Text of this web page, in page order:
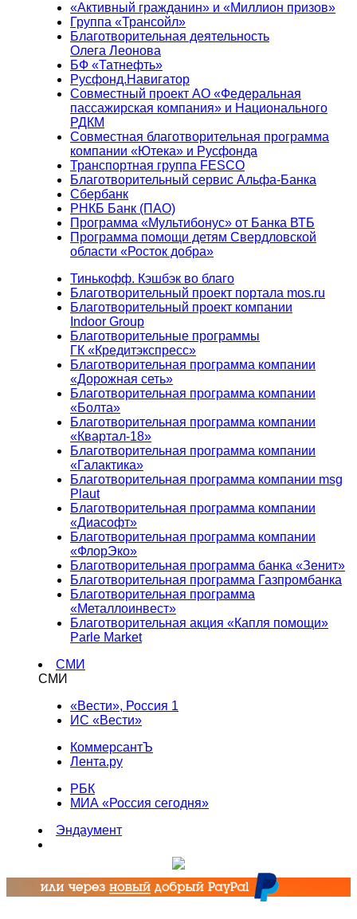
«Активный гражданин» и «Миллион призов»
Группа «Трансойл»
Благотворительная деятельность
Олега Леонова
БФ «Татнефть»
Русфонд.Навигатор
Совместный проект АО «Федеральная
пассажирская компания» и Национального
РДКМ
Совместная благотворительная программа
компании «Ютека» и Русфонда
Транспортная группа FESCO
Благотворительный сервис Альфа-Банка
Сбербанк
РНКБ Банк (ПАО)
Программа «Мультибонус» от Банка ВТБ
Программа помощи детям Свердловской
области «Росток добра»
Тинькофф. Кэшбэк во благо
Благотворительный проект портала mos.ru
Благотворительный проект компании
Indoor Group
Благотворительные программы
ГК «Кредитэкспресс»
Благотворительная программа компании
«Дорожная сеть»
Благотворительная программа компании
«Болта»
Благотворительная программа компании
«Квартал-18»
Благотворительная программа компании
«Галактика»
Благотворительная программа компании msg
Plaut
Благотворительная программа компании
«Диасофт»
Благотворительная программа компании
«ФлорЭко»
Благотворительная программа банка «Зенит»
Благотворительная программа Газпромбанка
Благотворительная программа
«Металлоинвест»
Благотворительная акция «Капля помощи»
Parle Market
СМИ
СМИ
«Вести», Россия 1
ИС «Вести»
КоммерсантЪ
Лента.ру
РБК
МИА «Россия сегодня»
Эндаумент